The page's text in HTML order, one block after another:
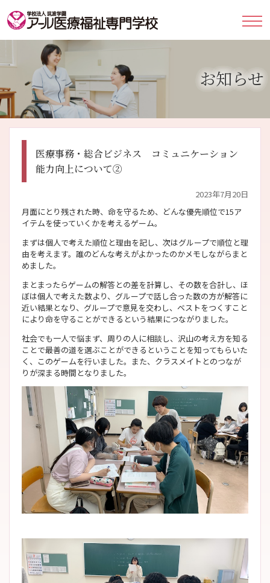
お知らせ
医療事務・総合ビジネス コミュニケーション
能力向上について②
2023年7月20日
月面にとり残された時、命を守るため、どんな優先順位で15ア
イテムを使っていくかを考えるゲーム。
まずは個人で考えた順位と理由を記し、次はグループで順位と理
由を考えます。誰のどんな考えがよかったのかメモしながらまと
めました。
まとまったらゲームの解答との差を計算し、その数を合計し、ほ
ぼは個人で考えた数より、グループで話し合った数の方が解答に
近い結果となり、グループで意見を交わし、ベストをつくすこと
により命を守ることができるという結果につながりました。
社会でも一人で悩まず、周りの人に相談し、沢山の考え方を知る
ことで最善の道を選ぶことができるということを知ってもらいた
く、このゲームを行いました。また、クラスメイトとのつなが
りが深まる時間となりました。